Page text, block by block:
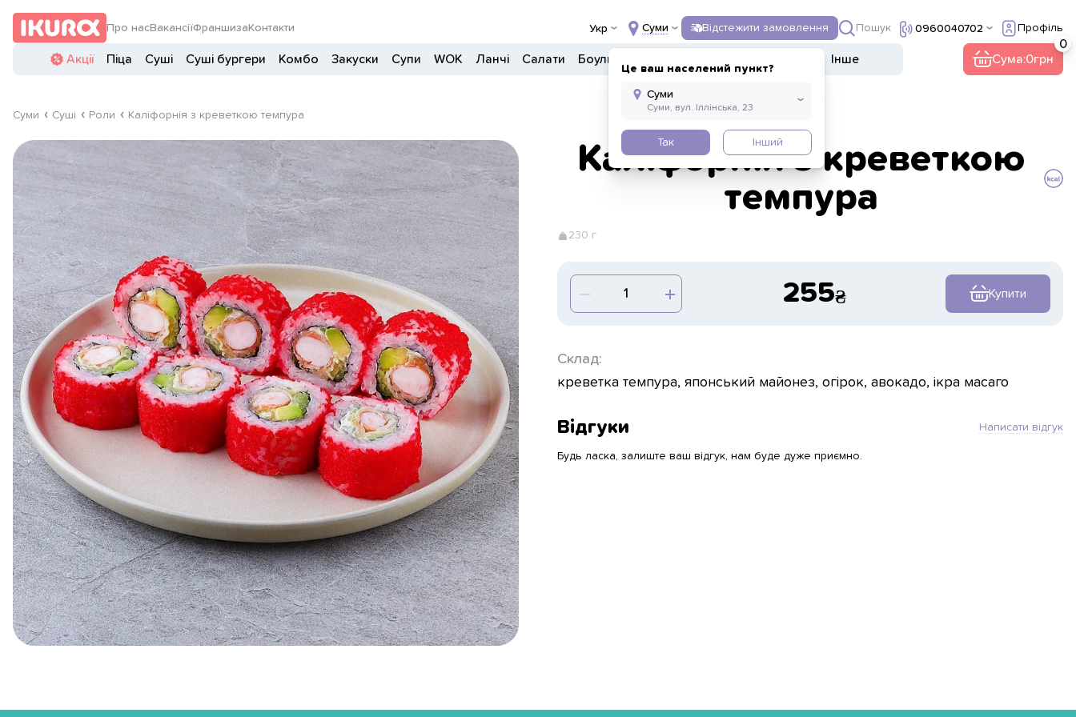
Про насВакансіїФраншиза Контакти Укр Суми
Це ваш населений пункт?
Так Інший
Відстежити замовлення Пошук 0960040702 Профіль
Акції Піца Суші Суші бургери Комбо Закуски Супи WOK Ланчі Салати Боули Інше Сума:0
Суми Суші Роли Каліфорнія з креветкою темпура
Каліфорнія з креветкою
темпура
230 г
255 Купити
Склад:
креветка темпура, японський майонез, огірок, авокадо, ікра масаго
Відгуки Написати відгук
Будь ласка, залиште ваш відгук, нам буде дуже приємно.